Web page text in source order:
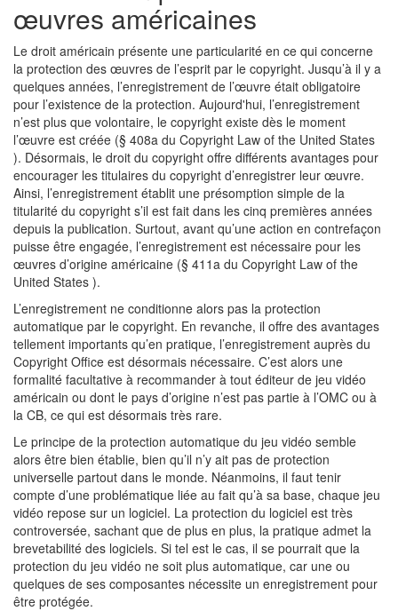
œuvres américaines
Le droit américain présente une particularité en ce qui concerne
la protection des œuvres de l’esprit par le copyright. Jusqu’à il y a
quelques années, l’enregistrement de l’œuvre était obligatoire
pour l’existence de la protection. Aujourd'hui, l’enregistrement
n’est plus que volontaire, le copyright existe dès le moment
l’œuvre est créée (§ 408a du Copyright Law of the United States
). Désormais, le droit du copyright offre différents avantages pour
encourager les titulaires du copyright d’enregistrer leur œuvre.
Ainsi, l’enregistrement établit une présomption simple de la
titularité du copyright s’il est fait dans les cinq premières années
depuis la publication. Surtout, avant qu’une action en contrefaçon
puisse être engagée, l’enregistrement est nécessaire pour les
œuvres d’origine américaine (§ 411a du Copyright Law of the
United States ).
L’enregistrement ne conditionne alors pas la protection
automatique par le copyright. En revanche, il offre des avantages
tellement importants qu’en pratique, l’enregistrement auprès du
Copyright Office est désormais nécessaire. C’est alors une
formalité facultative à recommander à tout éditeur de jeu vidéo
américain ou dont le pays d’origine n’est pas partie à l’OMC ou à
la CB, ce qui est désormais très rare.
Le principe de la protection automatique du jeu vidéo semble
alors être bien établie, bien qu’il n’y ait pas de protection
universelle partout dans le monde. Néanmoins, il faut tenir
compte d’une problématique liée au fait qu’à sa base, chaque jeu
vidéo repose sur un logiciel. La protection du logiciel est très
controversée, sachant que de plus en plus, la pratique admet la
brevetabilité des logiciels. Si tel est le cas, il se pourrait que la
protection du jeu vidéo ne soit plus automatique, car une ou
quelques de ses composantes nécessite un enregistrement pour
être protégée.